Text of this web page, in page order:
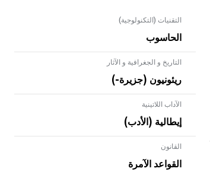
التقنيات (التكنولوجية)
الحاسوب
التاريخ و الجغرافية و الآثار
ريئونيون (جزيرة-)
الآداب اللاتينية
إيطالية (الأدب)
القانون
القواعد الآمرة
- هل تعلم أن الأبلق نوع من الفنون
الهندسية التي ارتبطت بالعمارة الإسلامية
في بلاد الشام ومصر خاصة، حيث يحرص